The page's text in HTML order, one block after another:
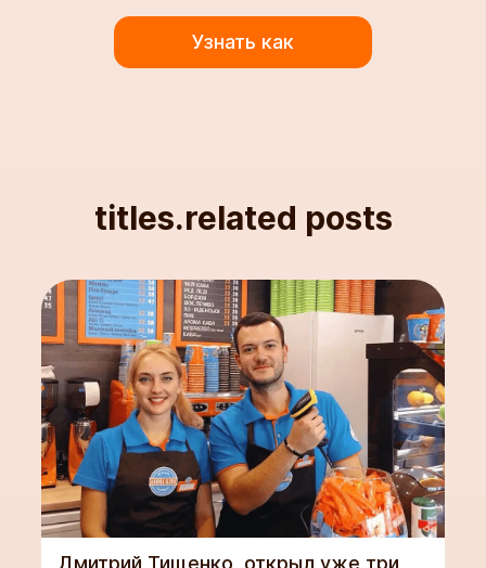
Узнать как
titles.related posts
Дмитрий Тищенко, открыл уже три